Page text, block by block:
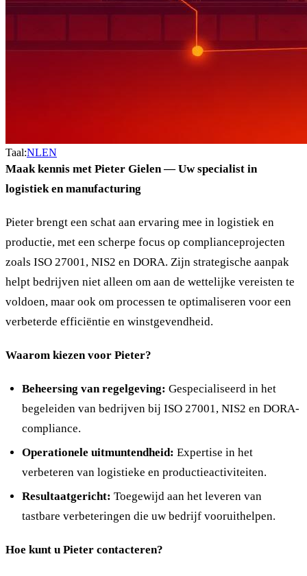
Taal:NLEN
Maak kennis met Pieter Gielen — Uw specialist in
logistiek en manufacturing
Pieter brengt een schat aan ervaring mee in logistiek en
productie, met een scherpe focus op complianceprojecten
zoals ISO 27001, NIS2 en DORA. Zijn strategische aanpak
helpt bedrijven niet alleen om aan de wettelijke vereisten te
voldoen, maar ook om processen te optimaliseren voor een
verbeterde efficiëntie en winstgevendheid.
Waarom kiezen voor Pieter?
Beheersing van regelgeving: Gespecialiseerd in het
begeleiden van bedrijven bij ISO 27001, NIS2 en DORA-
compliance.
Operationele uitmuntendheid: Expertise in het
verbeteren van logistieke en productieactiviteiten.
Resultaatgericht: Toegewijd aan het leveren van
tastbare verbeteringen die uw bedrijf vooruithelpen.
Hoe kunt u Pieter contacteren?